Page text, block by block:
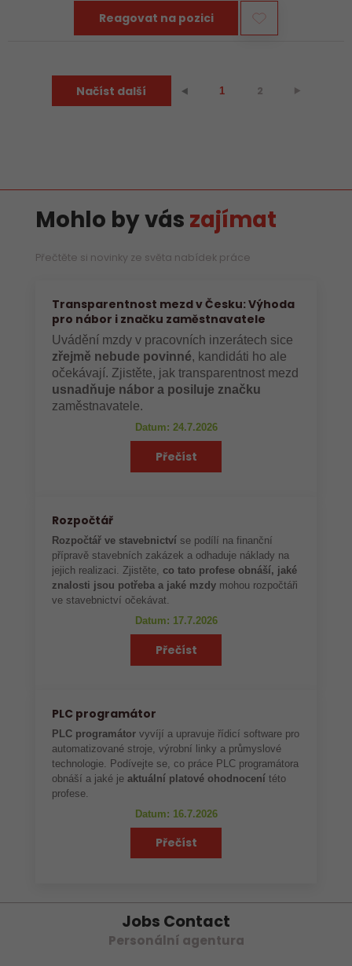
Reagovat na pozici
Načíst další ⯇ 1 2 ⯈
Mohlo by vás zajímat
Přečtěte si novinky ze světa nabídek práce
Transparentnost mezd v Česku: Výhoda
pro nábor i značku zaměstnavatele
Uvádění mzdy v pracovních inzerátech sice
zřejmě nebude povinné, kandidáti ho ale
očekávají. Zjistěte, jak transparentnost mezd
usnadňuje nábor a posiluje značku
zaměstnavatele.
Datum: 24.7.2026
Přečíst
Rozpočtář
Rozpočtář ve stavebnictví se podílí na finanční
přípravě stavebních zakázek a odhaduje náklady na
jejich realizaci. Zjistěte,co tato profese obnáší, jaké
znalosti jsou potřeba a jaké mzdy mohou rozpočtáři
ve stavebnictví očekávat.
Datum: 17.7.2026
Přečíst
PLC programátor
PLC programátor vyvíjí a upravuje řídicí software pro
automatizované stroje, výrobní linky a průmyslové
technologie. Podívejte se, co práce PLC programátora
obnáší a jaké je aktuální platové ohodnocení této
profese.
Datum: 16.7.2026
Přečíst
Jobs Contact
Personální agentura